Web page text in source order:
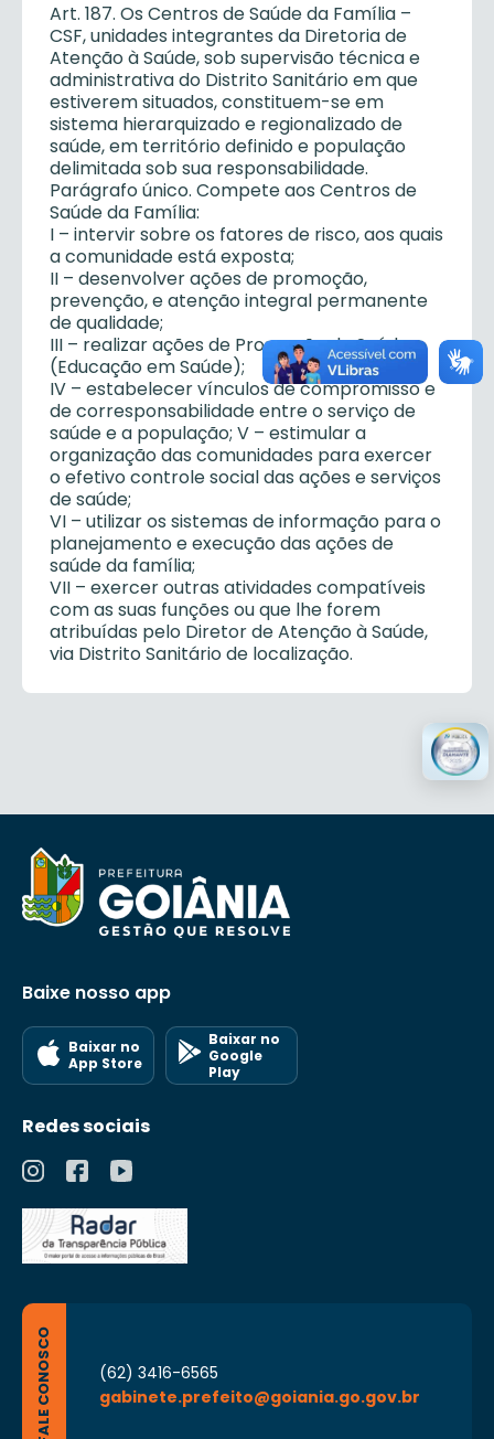
Art. 187. Os Centros de Saúde da Família –
CSF, unidades integrantes da Diretoria de
Atenção à Saúde, sob supervisão técnica e
administrativa do Distrito Sanitário em que
estiverem situados, constituem-se em
sistema hierarquizado e regionalizado de
saúde, em território definido e população
delimitada sob sua responsabilidade.
Parágrafo único. Compete aos Centros de
Saúde da Família:
I – intervir sobre os fatores de risco, aos quais
a comunidade está exposta;
II – desenvolver ações de promoção,
prevenção, e atenção integral permanente
de qualidade;
III – realizar ações de Promoção da Saúde
(Educação em Saúde);
IV – estabelecer vínculos de compromisso e
de corresponsabilidade entre o serviço de
saúde e a população; V – estimular a
organização das comunidades para exercer
o efetivo controle social das ações e serviços
de saúde;
VI – utilizar os sistemas de informação para o
planejamento e execução das ações de
saúde da família;
VII – exercer outras atividades compatíveis
com as suas funções ou que lhe forem
atribuídas pelo Diretor de Atenção à Saúde,
via Distrito Sanitário de localização.
Baixe nosso app
Baixar no
App Store
Baixar no
Google
Play
Redes sociais
FALE CONOSCO
(62) 3416-6565
gabinete.prefeito@goiania.go.gov.br